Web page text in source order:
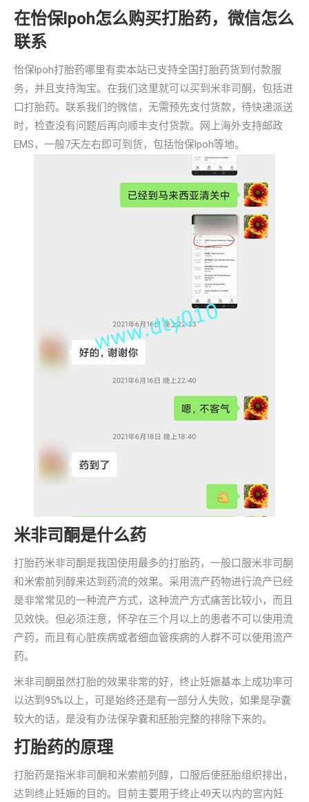
在怡保lpoh怎么购买打胎药，微信怎么
联系
怡保lpoh打胎药哪里有卖本站已支持全国打胎药货到付款服
务，并且支持淘宝。在我们这里就可以买到米非司酮，包括进
口打胎药。联系我们的微信，无需预先支付货款，待快递派送
时，检查没有问题后再向顺丰支付货款。网上海外支持邮政
EMS，一般7天左右即可到货，包括怡保lpoh等地。
米非司酮是什么药
打胎药米非司酮是我国使用最多的打胎药，一般口服米非司酮
和米索前列醇来达到药流的效果。采用流产药物进行流产已经
是非常常见的一种流产方式，这种流产方式痛苦比较小，而且
见效快。但必须注意，怀孕在三个月以上的患者不可以使用流
产药，而且有心脏疾病或者细血管疾病的人群不可以使用流产
药。
米非司酮虽然打胎的效果非常的好，终止妊娠基本上成功率可
以达到95%以上，可是始终还是有一部分人失败，如果是孕囊
较大的话，是没有办法保孕囊和胚胎完整的排除下来的。
打胎药的原理
打胎药是指米非司酮和米索前列醇，口服后使胚胎组织排出，
达到终止妊娠的目的。目前主要用于终止49天以内的宫内妊